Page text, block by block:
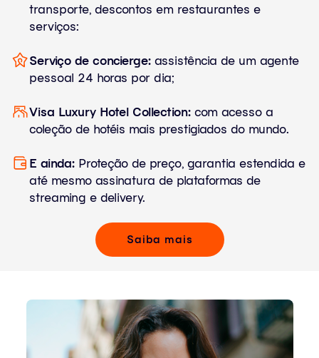
transporte, descontos em restaurantes e
serviços:
Serviço de concierge: assistência de um agente
pessoal 24 horas por dia;
Visa Luxury Hotel Collection: com acesso a
coleção de hotéis mais prestigiados do mundo.
E ainda: Proteção de preço, garantia estendida e
até mesmo assinatura de plataformas de
streaming e delivery.
Saiba mais